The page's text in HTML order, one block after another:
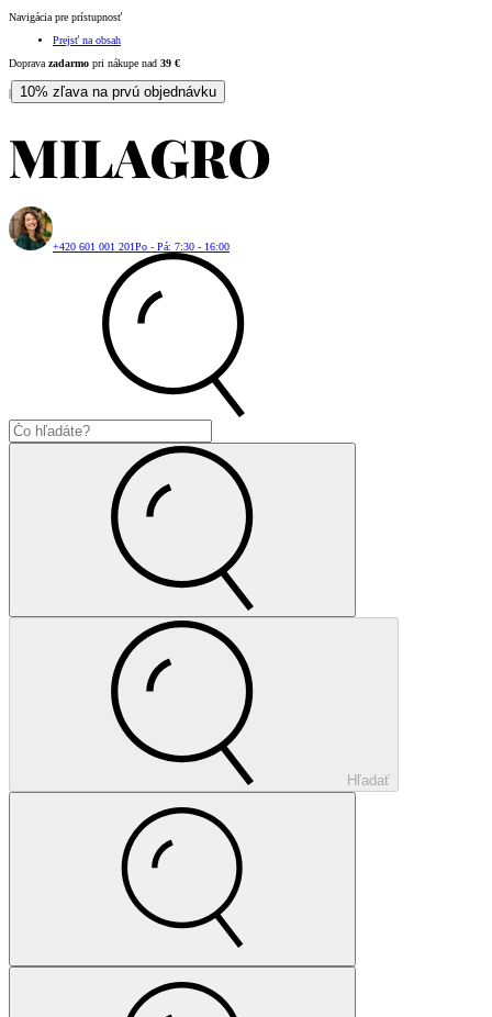
Navigácia pre prístupnosť
Prejsť na obsah
Doprava zadarmo pri nákupe nad 39 €
| 10% zľava na prvú objednávku
+420 601 001 201Po - Pá: 7:30 - 16:00
Hľadať